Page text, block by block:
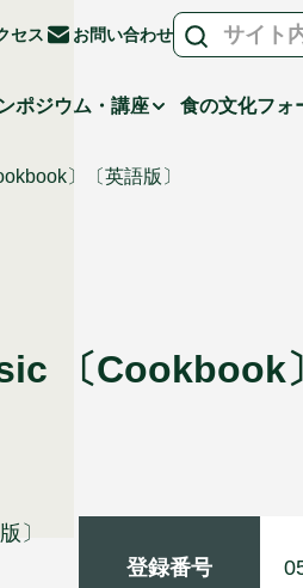
セス お問い合わせ
ポジウム・講座 食の文化フォ
〕〔英語版〕
〔Cookbook
登録番号